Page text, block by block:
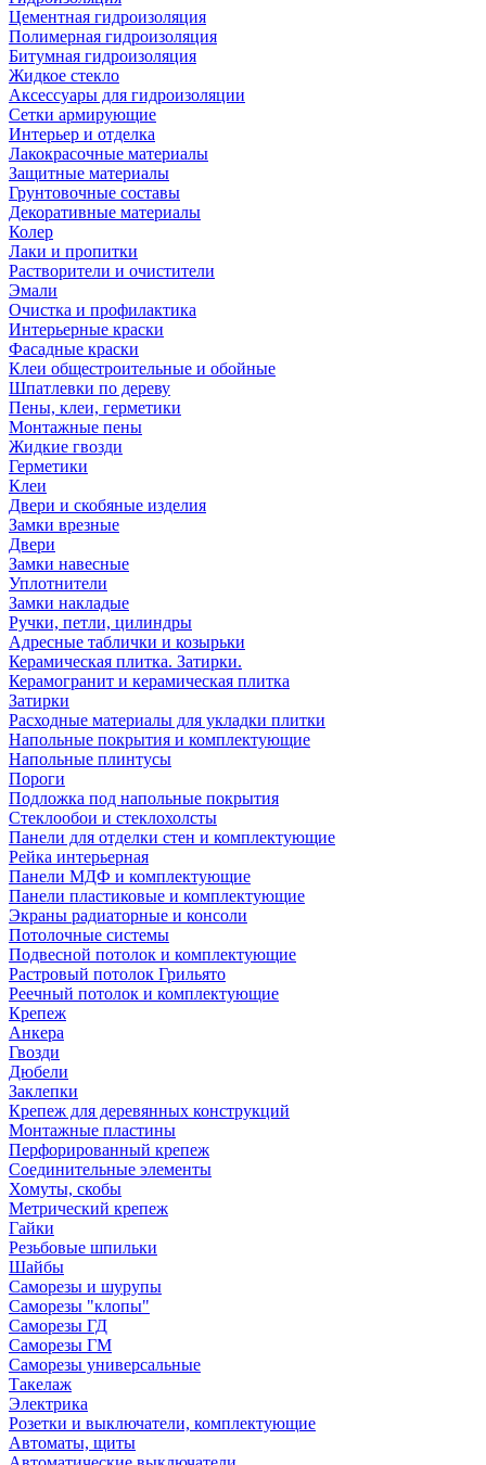
Цементная гидроизоляция
Полимерная гидроизоляция
Битумная гидроизоляция
Жидкое стекло
Аксессуары для гидроизоляции
Сетки армирующие
Интерьер и отделка
Лакокрасочные материалы
Защитные материалы
Грунтовочные составы
Декоративные материалы
Колер
Лаки и пропитки
Растворители и очистители
Эмали
Очистка и профилактика
Интерьерные краски
Фасадные краски
Клеи общестроительные и обойные
Шпатлевки по дереву
Пены, клеи, герметики
Монтажные пены
Жидкие гвозди
Герметики
Клеи
Двери и скобяные изделия
Замки врезные
Двери
Замки навесные
Уплотнители
Замки накладые
Ручки, петли, цилиндры
Адресные таблички и козырьки
Керамическая плитка. Затирки.
Керамогранит и керамическая плитка
Затирки
Расходные материалы для укладки плитки
Напольные покрытия и комплектующие
Напольные плинтусы
Пороги
Подложка под напольные покрытия
Стеклообои и стеклохолсты
Панели для отделки стен и комплектующие
Рейка интерьерная
Панели МДФ и комплектующие
Панели пластиковые и комплектующие
Экраны радиаторные и консоли
Потолочные системы
Подвесной потолок и комплектующие
Растровый потолок Грильято
Реечный потолок и комплектующие
Крепеж
Анкера
Гвозди
Дюбели
Заклепки
Крепеж для деревянных конструкций
Монтажные пластины
Перфорированный крепеж
Соединительные элементы
Хомуты, скобы
Метрический крепеж
Гайки
Резьбовые шпильки
Шайбы
Саморезы и шурупы
Саморезы "клопы"
Саморезы ГД
Саморезы ГМ
Саморезы универсальные
Такелаж
Электрика
Розетки и выключатели, комплектующие
Автоматы, щиты